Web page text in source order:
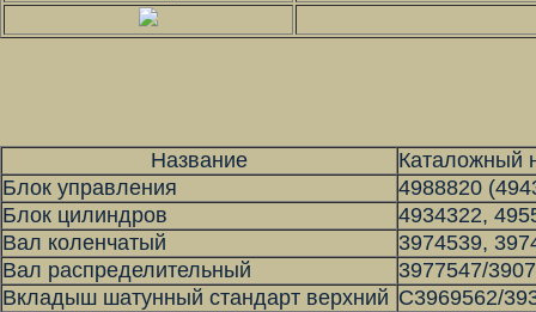
Название
Каталожный
Блок управления
4988820
Блок цилиндров
4934322,
Вал коленчатый
3974539,
Вал распределительный
3977547/
Вкладыш шатунный стандарт верхний С3969562/